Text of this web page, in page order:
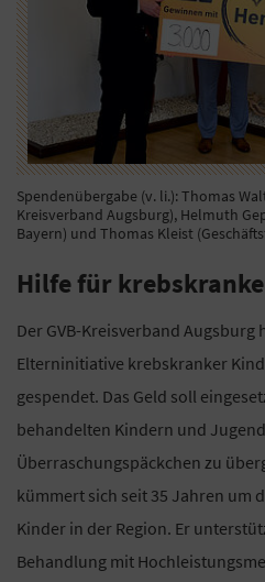
Spendenübergabe (v. li.): Thomas
Kreisverband Augsburg), Helmuth
Bayern) und Thomas Kleist
Hilfe für
Der GVB-Kreisverband Augsburg
Elterninitiative krebskranker
gespendet. Das Geld soll
behandelten Kindern und
Überraschungspäckchen zu
kümmert sich seit 35 Jahren um
Kinder in der Region. Er
Behandlung mit